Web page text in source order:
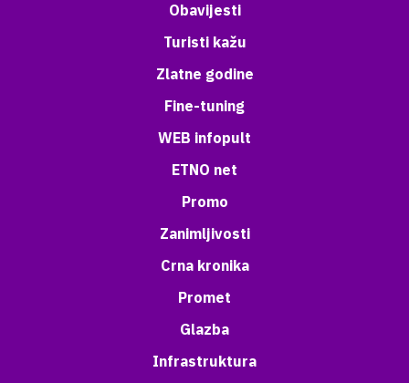
Obavijesti
Turisti kažu
Zlatne godine
Fine-tuning
WEB infopult
ETNO net
Promo
Zanimljivosti
Crna kronika
Promet
Glazba
Infrastruktura